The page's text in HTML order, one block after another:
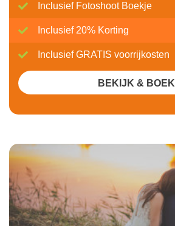
Inclusief Fotoshoot Boekje
Inclusief 20% Korting
Inclusief GRATIS voorrijkosten
BEKIJK & BOEK